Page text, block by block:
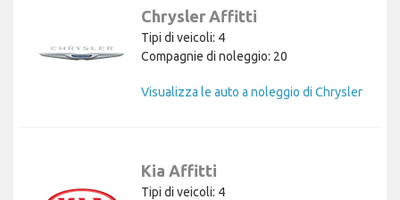
Chrysler Affitti
Tipi di veicoli: 4
Compagnie di noleggio: 20
Visualizza le auto a noleggio di Chrysler
Kia Affitti
Tipi di veicoli: 4